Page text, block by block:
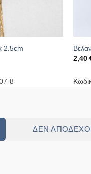
ΔΕΝ
2.5cm
€
8
2,40